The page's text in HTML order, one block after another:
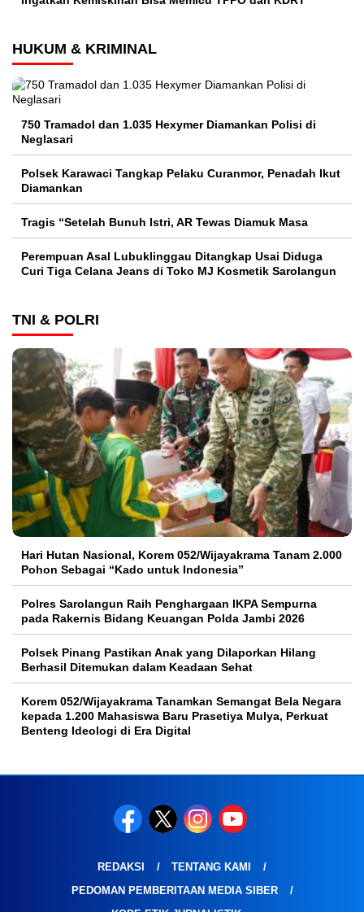
HUKUM & KRIMINAL
750 Tramadol dan 1.035 Hexymer Diamankan Polisi di
Neglasari
Polsek Karawaci Tangkap Pelaku Curanmor, Penadah Ikut
Diamankan
Tragis “Setelah Bunuh Istri, AR Tewas Diamuk Masa
Perempuan Asal Lubuklinggau Ditangkap Usai Diduga
Curi Tiga Celana Jeans di Toko MJ Kosmetik Sarolangun
TNI & POLRI
Hari Hutan Nasional, Korem 052/Wijayakrama Tanam 2.000
Pohon Sebagai “Kado untuk Indonesia”
Polres Sarolangun Raih Penghargaan IKPA Sempurna
pada Rakernis Bidang Keuangan Polda Jambi 2026
Polsek Pinang Pastikan Anak yang Dilaporkan Hilang
Berhasil Ditemukan dalam Keadaan Sehat
Korem 052/Wijayakrama Tanamkan Semangat Bela Negara
kepada 1.200 Mahasiswa Baru Prasetiya Mulya, Perkuat
Benteng Ideologi di Era Digital
REDAKSI
TENTANG KAMI
PEDOMAN PEMBERITAAN MEDIA SIBER